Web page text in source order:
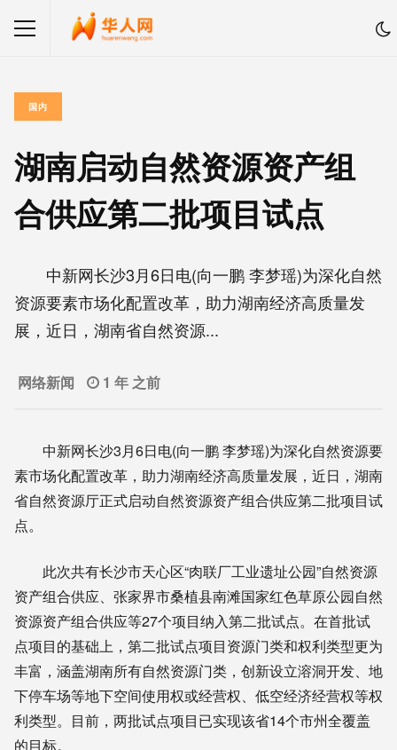
国内
湖南启动自然资源资产组
合供应第二批项目试点
中新网长沙3月6日电(向一鹏 李梦瑶)为深化自然
资源要素市场化配置改革，助力湖南经济高质量发
展，近日，湖南省自然资源...
网络新闻 1 年 之前
中新网长沙3月6日电(向一鹏 李梦瑶)为深化自然资源要
素市场化配置改革，助力湖南经济高质量发展，近日，湖南
省自然资源厅正式启动自然资源资产组合供应第二批项目试
点。
此次共有长沙市天心区“肉联厂工业遗址公园”自然资源
资产组合供应、张家界市桑植县南滩国家红色草原公园自然
资源资产组合供应等27个项目纳入第二批试点。在首批试
点项目的基础上，第二批试点项目资源门类和权利类型更为
丰富，涵盖湖南所有自然资源门类，创新设立溶洞开发、地
下停车场等地下空间使用权或经营权、低空经济经营权等权
利类型。目前，两批试点项目已实现该省14个市州全覆盖
的目标。